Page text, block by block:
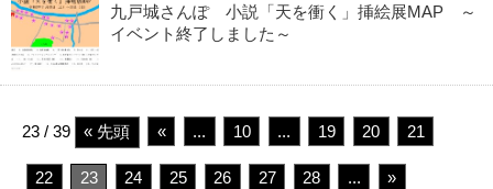
九戸城さんぽ 小説「天を衝く」挿絵展MAP ～
イベント終了しました～
23 / 39 « 先頭 « ... 10 ... 19 20 21
22 23 24 25 26 27 28 ... »